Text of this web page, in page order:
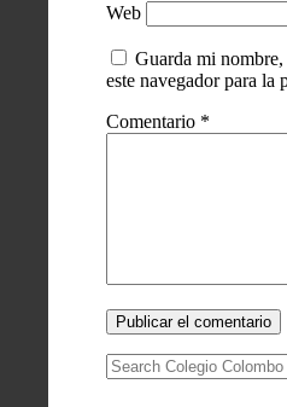
Web
Guarda mi
este navegador para la
Comentario *